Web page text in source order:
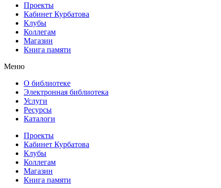
Проекты
Кабинет Курбатова
Клубы
Коллегам
Магазин
Книга памяти
Меню
О библиотеке
Электронная библиотека
Услуги
Ресурсы
Каталоги
Проекты
Кабинет Курбатова
Клубы
Коллегам
Магазин
Книга памяти